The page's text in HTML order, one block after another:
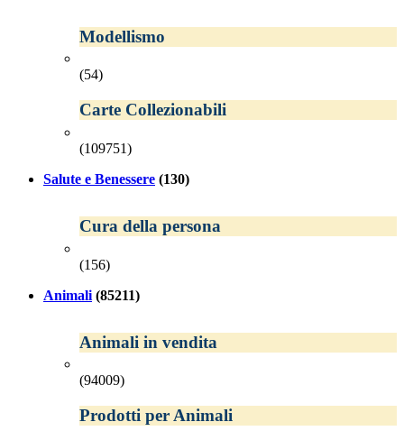
Modellismo
(54)
Carte Collezionabili
(109751)
Salute e Benessere (130)
Cura della persona
(156)
Animali (85211)
Animali in vendita
(94009)
Prodotti per Animali